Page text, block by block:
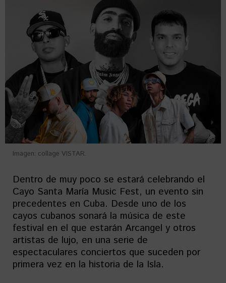
Imagen: collage VISTAR.
Dentro de muy poco se estará celebrando el
Cayo Santa María Music Fest, un evento sin
precedentes en Cuba. Desde uno de los
cayos cubanos sonará la música de este
festival en el que estarán Arcangel y otros
artistas de lujo, en una serie de
espectaculares conciertos que suceden por
primera vez en la historia de la Isla.